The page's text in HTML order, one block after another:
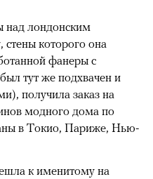
над лондонским
которого она
фанеры с
тут же подхвачен и
получила заказ на
модного дома по
в Токио, Париже, Нью-
к именитому на